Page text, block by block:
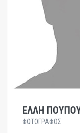
ΕΛΛΗ
ΦΩΤΟΓΡΑΦΟΣ